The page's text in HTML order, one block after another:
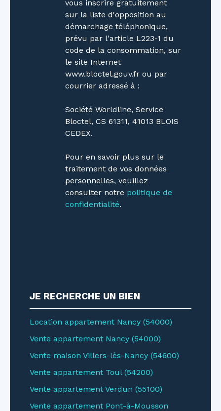
conteste sa piscine chauffée. Imaginez-vous
plonger dans des eaux cristallines après une
longue journée de travail, ou profiter des
rayons du soleil allongé sur un transat, bercé
par le chant des oiseaux. Derniers atouts de
cette maison son chaudière à granulé et sa
cheminée sont idéales pour chauffer
l'ensemble de la maison qui sont complétés
maison affiche une classe énergétique D qui
découle d'une consommation énergétique à
hauteur de (233kWh/m2/an). La classe climat
informations sur les risques auxquels ce bien
est exposé sont disponibles sur le site
Géorisques : www. georisques. gouv. fr
https://nodalview.
com/s/2HAhhdXAz9qhkiB9ToLfPt
vous inscrire gratuitement
sur la liste d'opposition au
démarchage téléphonique,
prévu par l'article L223-1 du
code de la consommation, sur
le site Internet
www.bloctel.gouv.fr ou par
courrier adressé à :
Société Worldline, Service
Bloctel, CS 61311, 41013 BLOIS
CEDEX.
Pour en savoir plus sur le
traitement de vos données
personnelles, veuillez
consulter notre politique de
confidentialité.
JE RECHERCHE UN BIEN
Location appartement Nancy (54000)
Vente appartement Nancy (54000)
Vente maison Villers-lès-Nancy (54600)
Vente appartement Toul (54200)
Vente appartement Verdun (55100)
Vente appartement Pont-à-Mousson